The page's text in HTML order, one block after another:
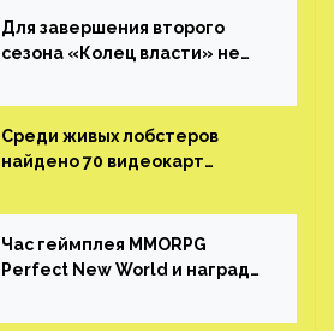
Для завершения второго
сезона «Колец власти» не
Среди живых лобстеров
найдено 70 видеокарт
китайской таможни
Час геймплея MMORPG
Perfect New World и награды